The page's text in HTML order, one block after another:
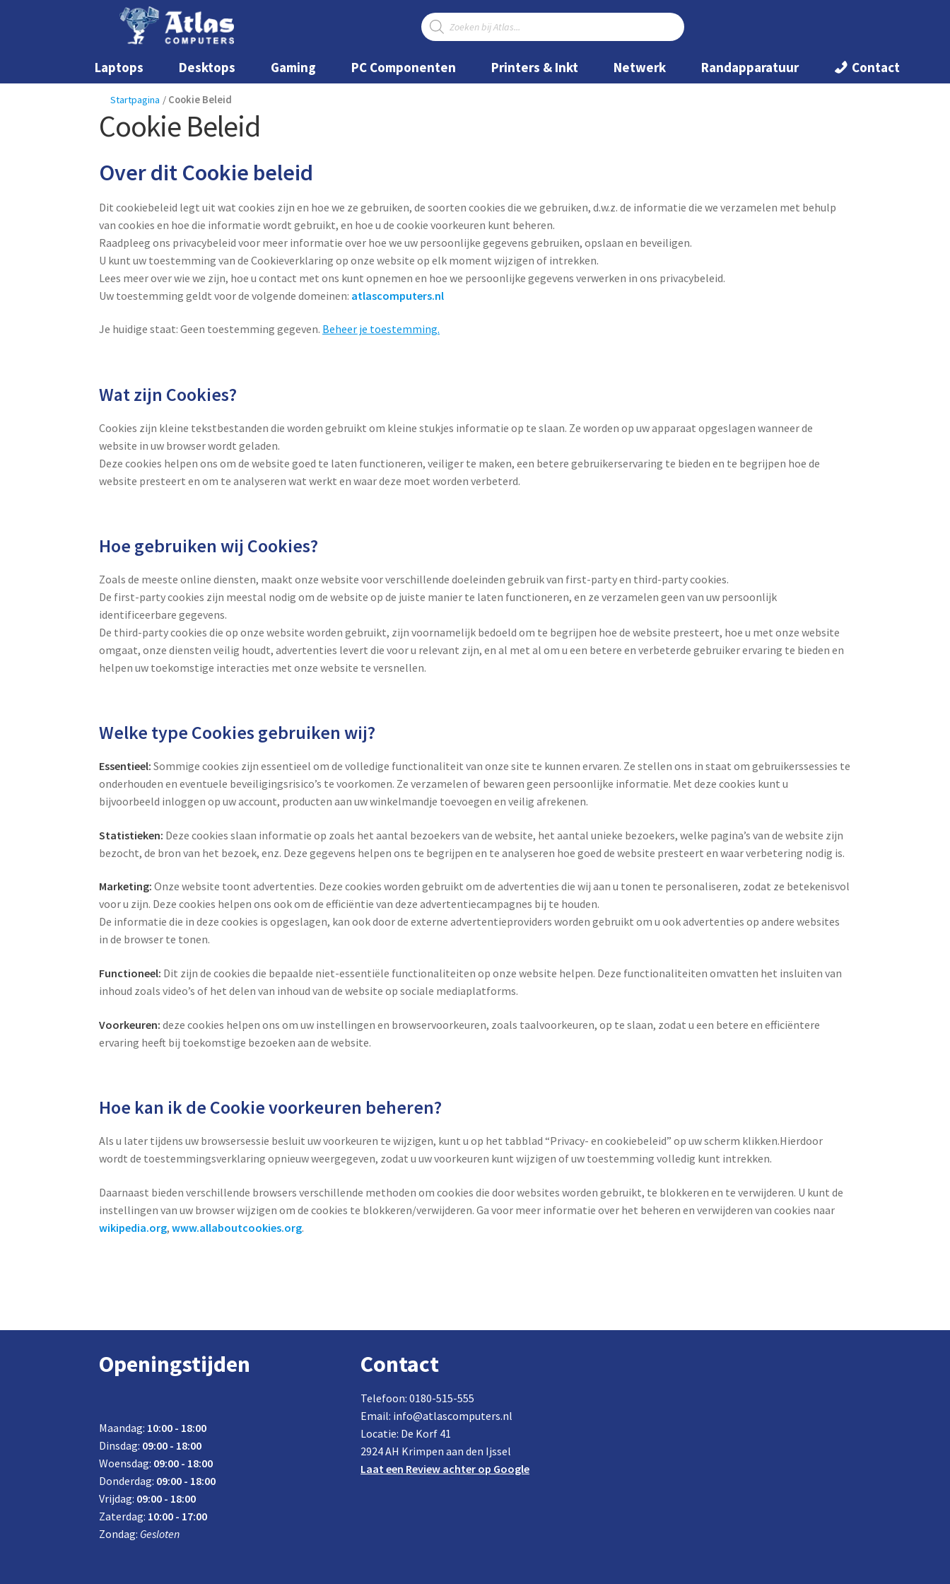
Ga
naar
navigatie
Ga
inhoud
Producten
zoeken
Laptops Desktops Gaming PC Componenten Printers & Inkt Netwerk Randapparatuur Contact
Startpagina / Cookie Beleid
Cookie Beleid
Over dit Cookie beleid
Dit cookiebeleid legt uit wat cookies zijn en hoe we ze gebruiken, de soorten cookies die we gebruiken, d.w.z. de informatie die we verzamelen met behulp
van cookies en hoe die informatie wordt gebruikt, en hoe u de cookie voorkeuren kunt beheren.
Raadpleeg ons privacybeleid voor meer informatie over hoe we uw persoonlijke gegevens gebruiken, opslaan en beveiligen.
U kunt uw toestemming van de Cookieverklaring op onze website op elk moment wijzigen of intrekken.
Lees meer over wie we zijn, hoe u contact met ons kunt opnemen en hoe we persoonlijke gegevens verwerken in ons privacybeleid.
Uw toestemming geldt voor de volgende domeinen: atlascomputers.nl
Je huidige staat: Geen toestemming gegeven. Beheer je toestemming.
Wat zijn Cookies?
Cookies zijn kleine tekstbestanden die worden gebruikt om kleine stukjes informatie op te slaan. Ze worden op uw apparaat opgeslagen wanneer de
website in uw browser wordt geladen.
Deze cookies helpen ons om de website goed te laten functioneren, veiliger te maken, een betere gebruikerservaring te bieden en te begrijpen hoe de
website presteert en om te analyseren wat werkt en waar deze moet worden verbeterd.
Hoe gebruiken wij Cookies?
Zoals de meeste online diensten, maakt onze website voor verschillende doeleinden gebruik van first-party en third-party cookies.
De first-party cookies zijn meestal nodig om de website op de juiste manier te laten functioneren, en ze verzamelen geen van uw persoonlijk
identificeerbare gegevens.
De third-party cookies die op onze website worden gebruikt, zijn voornamelijk bedoeld om te begrijpen hoe de website presteert, hoe u met onze website
omgaat, onze diensten veilig houdt, advertenties levert die voor u relevant zijn, en al met al om u een betere en verbeterde gebruiker ervaring te bieden en
helpen uw toekomstige interacties met onze website te versnellen.
Welke type Cookies gebruiken wij?
Essentieel: Sommige cookies zijn essentieel om de volledige functionaliteit van onze site te kunnen ervaren. Ze stellen ons in staat om gebruikerssessies te
onderhouden en eventuele beveiligingsrisico’s te voorkomen. Ze verzamelen of bewaren geen persoonlijke informatie. Met deze cookies kunt u
bijvoorbeeld inloggen op uw account, producten aan uw winkelmandje toevoegen en veilig afrekenen.
Statistieken: Deze cookies slaan informatie op zoals het aantal bezoekers van de website, het aantal unieke bezoekers, welke pagina’s van de website zijn
bezocht, de bron van het bezoek, enz. Deze gegevens helpen ons te begrijpen en te analyseren hoe goed de website presteert en waar verbetering nodig is.
Marketing: Onze website toont advertenties. Deze cookies worden gebruikt om de advertenties die wij aan u tonen te personaliseren, zodat ze betekenisvol
voor u zijn. Deze cookies helpen ons ook om de efficiëntie van deze advertentiecampagnes bij te houden.
De informatie die in deze cookies is opgeslagen, kan ook door de externe advertentieproviders worden gebruikt om u ook advertenties op andere websites
in de browser te tonen.
Functioneel: Dit zijn de cookies die bepaalde niet-essentiële functionaliteiten op onze website helpen. Deze functionaliteiten omvatten het insluiten van
inhoud zoals video’s of het delen van inhoud van de website op sociale mediaplatforms.
Voorkeuren: deze cookies helpen ons om uw instellingen en browservoorkeuren, zoals taalvoorkeuren, op te slaan, zodat u een betere en efficiëntere
ervaring heeft bij toekomstige bezoeken aan de website.
Hoe kan ik de Cookie voorkeuren beheren?
Als u later tijdens uw browsersessie besluit uw voorkeuren te wijzigen, kunt u op het tabblad “Privacy- en cookiebeleid” op uw scherm klikken.Hierdoor
wordt de toestemmingsverklaring opnieuw weergegeven, zodat u uw voorkeuren kunt wijzigen of uw toestemming volledig kunt intrekken.
Daarnaast bieden verschillende browsers verschillende methoden om cookies die door websites worden gebruikt, te blokkeren en te verwijderen. U kunt de
instellingen van uw browser wijzigen om de cookies te blokkeren/verwijderen. Ga voor meer informatie over het beheren en verwijderen van cookies naar
wikipedia.org,www.allaboutcookies.org.
Openingstijden
Maandag: 10:00 - 18:00
Dinsdag: 09:00 - 18:00
Woensdag: 09:00 - 18:00
Donderdag: 09:00 - 18:00
Vrijdag: 09:00 - 18:00
Zaterdag: 10:00 - 17:00
Zondag: Gesloten
Contact
Telefoon: 0180-515-555
Email: info@atlascomputers.nl
Locatie: De Korf 41
2924 AH Krimpen aan den Ijssel
Laat een Review achter op Google